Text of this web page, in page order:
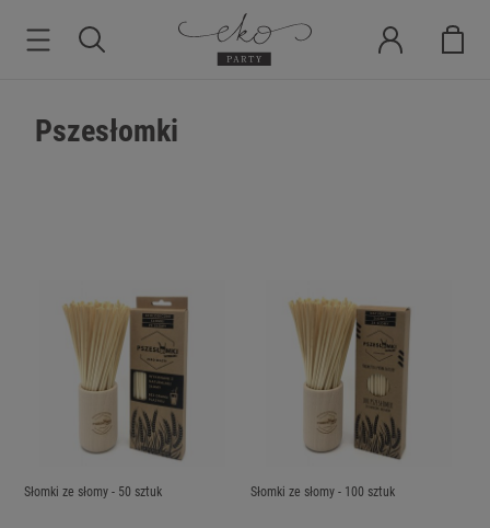
Pszesłomki
Słomki ze słomy - 50 sztuk Słomki ze słomy - 100 sztuk